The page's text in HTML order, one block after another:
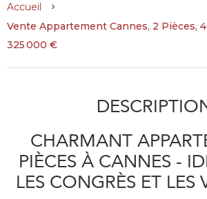
Accueil
Vente Appartement Cannes, 2 Pièces,
325 000 €
CHARMANT
PIÈCES À CANNES -
LES CONGRÈS ET LES